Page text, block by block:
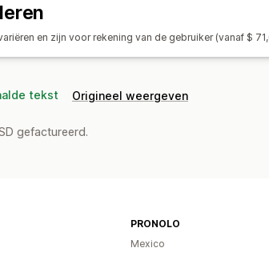
en zijn voor rekening van de gebruiker (vanaf $
tekst Origineel weergeven
gefactureerd.
PRONOLO
Mexico